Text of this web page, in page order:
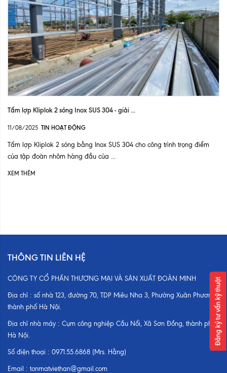
Tấm lợp Kliplok 2 sóng Inox SUS 304 - giải ...
11/08/2025 TIN HOẠT ĐỘNG
Tấm lợp Kliplok 2 sóng bằng Inox SUS 304 cho công trình trọng điểm
của tập đoàn nhôm hàng đầu của ...
XEM THÊM
THÔNG TIN LIÊN HỆ
CÔNG TY CỔ PHẦN THƯƠNG MẠI VÀ SẢN XUẤT ĐOÀN MINH
Địa chỉ : số nhà 123, đường 70, TDP Miêu Nha 3, Phường Xuân Phương,
thành phố Hà Nội.
Địa chỉ nhà máy : Cụm công nghiệp Cầu Nổi, Xã Sơn Đồng, thành phố
Hà Nội.
Số điện thoại : 0971.55.6868 (Mrs. Hằng)
Email : tonmatviethan@gmail.com
Đăng ký tư vấn kỹ thuật